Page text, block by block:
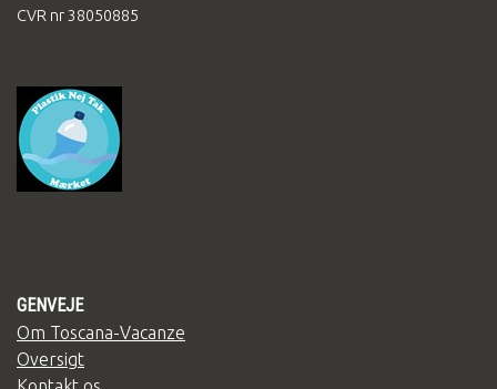
CVR nr 38050885
GENVEJE
Om Toscana-Vacanze
Oversigt